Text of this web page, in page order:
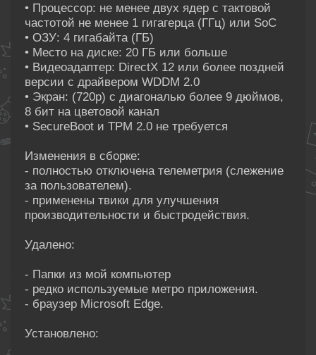
• Процессор: не менее двух ядер с тактовой
частотой не менее 1 гигагерца (ГГц) или SoC
• ОЗУ: 4 гигабайта (ГБ)
• Место на диске: 20 ГБ или больше
• Видеоадаптер: DirectX 12 или более поздней
версии с драйвером WDDM 2.0
• Экран: (720p) с диагональю более 9 дюймов,
8 бит на цветовой канал
• SecureBoot и TPM 2.0 не требуется
Изменения в сборке:
- полностью отключена телеметрия (слежение
за пользователем).
- применены твики для улучшения
производительности и быстродействия.
Удалено:
- Папки из мой компьютер
- редко используемые метро приложения.
- браузер Microsoft Edge.
Установлено: